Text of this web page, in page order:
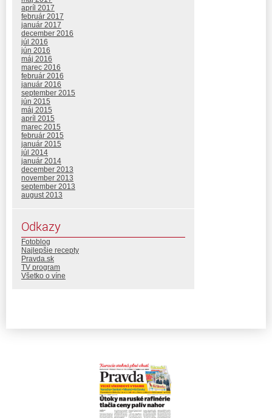
apríl 2017
február 2017
január 2017
december 2016
júl 2016
jún 2016
máj 2016
marec 2016
február 2016
január 2016
september 2015
jún 2015
máj 2015
apríl 2015
marec 2015
február 2015
január 2015
júl 2014
január 2014
december 2013
november 2013
september 2013
august 2013
Odkazy
Fotoblog
Najlepšie recepty
Pravda.sk
TV program
Všetko o víne